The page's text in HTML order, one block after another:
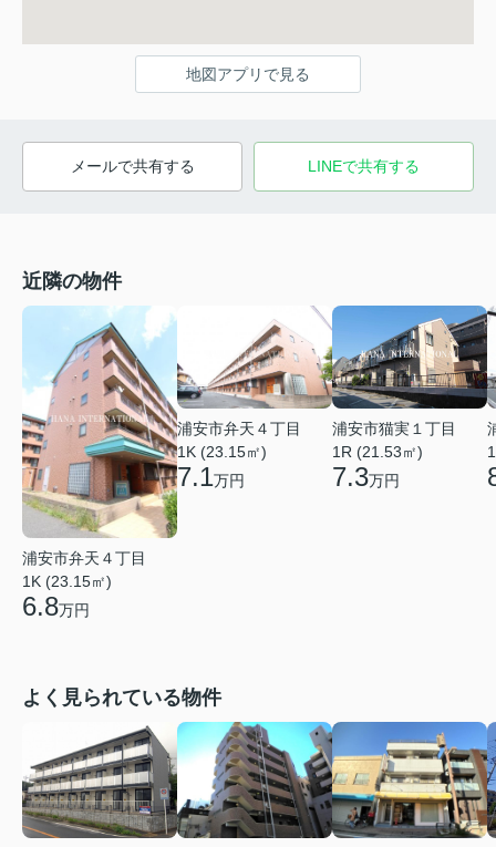
地図アプリで見る
メールで共有する LINEで共有する
近隣の物件
浦安市弁天４丁目
1K (23.15㎡)
6.8万円
浦安市弁天４丁目
1K (23.15㎡)
7.1万円
浦安市猫実１丁目
1R (21.53㎡)
7.3万円
よく見られている物件